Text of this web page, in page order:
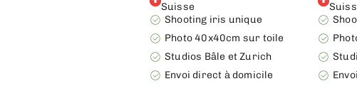
Suisse
Shooting iris unique
Photo 40x40cm sur toile
Studios Bâle et Zurich
Envoi direct à domicile